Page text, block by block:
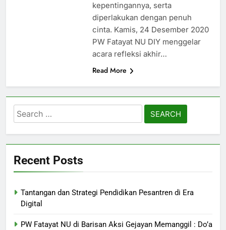
kepentingannya, serta
diperlakukan dengan penuh
cinta. Kamis, 24 Desember 2020
PW Fatayat NU DIY menggelar
acara refleksi akhir…
Read More
Search
for:
Recent Posts
Tantangan dan Strategi Pendidikan Pesantren di Era
Digital
PW Fatayat NU di Barisan Aksi Gejayan Memanggil : Do’a